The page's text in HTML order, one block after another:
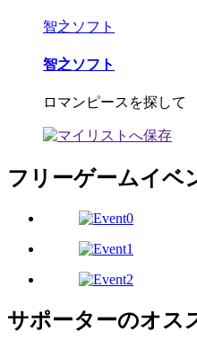
智之ソフト
智之ソフト
ロマンピースを探して
フリーゲームイベ
サポーターのオス